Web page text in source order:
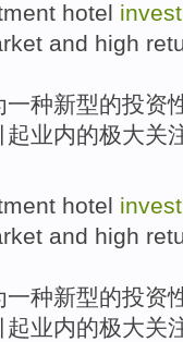
hotel
and high
一种新型的投资
起业内的极大关
hotel
and high
一种新型的投资
起业内的极大关